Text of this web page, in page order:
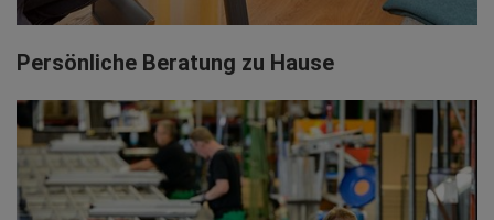
Persönliche Beratung zu Hause